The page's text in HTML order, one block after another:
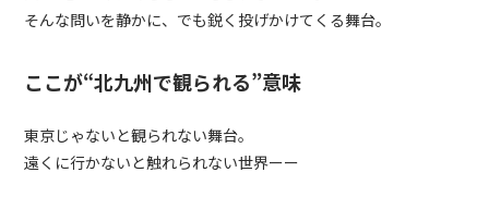
そんな問いを静かに、でも鋭く投げかけてくる舞台。
ここが“北九州で観られる”意味
東京じゃないと観られない舞台。
遠くに行かないと触れられない世界ーー